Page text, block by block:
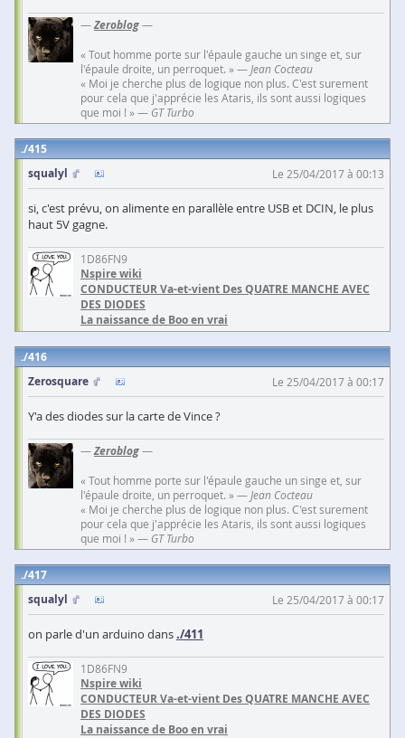
—Zeroblog—
« Tout homme porte sur l'épaule gauche un singe et, sur
l'épaule droite, un perroquet. » — Jean Cocteau
« Moi je cherche plus de logique non plus. C'est surement
pour cela que j'apprécie les Ataris, ils sont aussi logiques
que moi ! » — GT Turbo
415
squalyl
Le 25/04/2017 à 00:13
si, c'est prévu, on alimente en parallèle entre USB et DCIN, le plus
haut 5V gagne.
1D86FN9
Nspire wiki
CONDUCTEUR Va-et-vient Des QUATRE MANCHE AVEC
DES DIODES
La naissance de Boo en vrai
416
Zerosquare
Le 25/04/2017 à 00:17
Y'a des diodes sur la carte de Vince ?
—Zeroblog—
« Tout homme porte sur l'épaule gauche un singe et, sur
l'épaule droite, un perroquet. » — Jean Cocteau
« Moi je cherche plus de logique non plus. C'est surement
pour cela que j'apprécie les Ataris, ils sont aussi logiques
que moi ! » — GT Turbo
417
squalyl
Le 25/04/2017 à 00:17
on parle d'un arduino dans./411
1D86FN9
Nspire wiki
CONDUCTEUR Va-et-vient Des QUATRE MANCHE AVEC
DES DIODES
La naissance de Boo en vrai